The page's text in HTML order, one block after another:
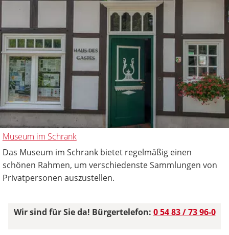
Museum im Schrank
Das Museum im Schrank bietet regelmäßig einen
schönen Rahmen, um verschiedenste Sammlungen von
Privatpersonen auszustellen.
Wir sind für Sie da! Bürgertelefon: 0 54 83 / 73 96-0